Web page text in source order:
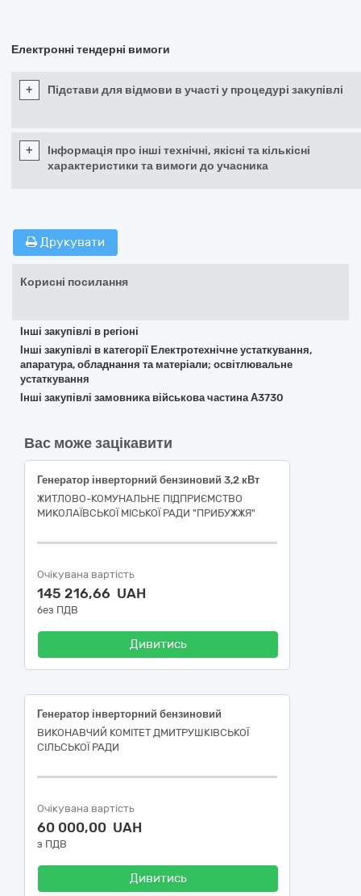
Електронні тендерні вимоги
+ Підстави для відмови в участі у процедурі закупівлі
+
Інформація про інші технічні, якісні та кількісні
характеристики та вимоги до учасника
Друкувати
Корисні посилання
Інші закупівлі в регіоні
Інші закупівлі в категорії Електротехнічне устаткування,
апаратура, обладнання та матеріали; освітлювальне
устаткування
Інші закупівлі замовника військова частина А3730
Вас може зацікавити
Генератор інверторний бензиновий 3,2 кВт
ЖИТЛОВО-КОМУНАЛЬНЕ ПІДПРИЄМСТВО
МИКОЛАЇВСЬКОЇ МІСЬКОЇ РАДИ "ПРИБУЖЖЯ"
Очікувана вартість
145 216,66 UAH
без ПДВ
Дивитись
Генератор інверторний бензиновий
ВИКОНАВЧИЙ КОМІТЕТ ДМИТРУШКІВСЬКОЇ
СІЛЬСЬКОЇ РАДИ
Очікувана вартість
60 000,00 UAH
з ПДВ
Дивитись